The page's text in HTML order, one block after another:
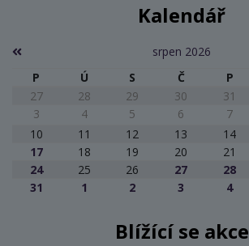
Kalendář
srpen 2026
P
Ú S Č P
27
28 29 30 31
3
4 5 6 7
10
11 12 13 14
17
18 19 20 21
24
25 26 27 28
31
1 2 3 4
Blížící se akce